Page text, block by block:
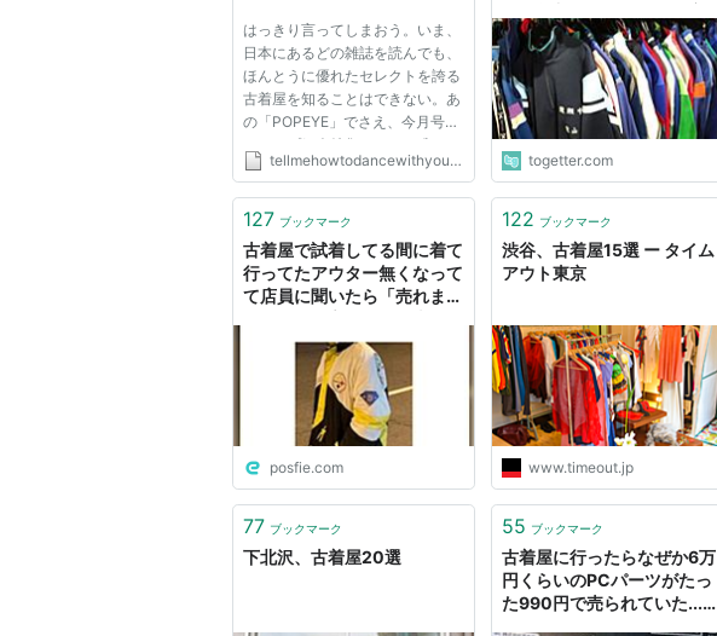
はっきり言ってしまおう。いま、
日本にあるどの雑誌を読んでも、
ほんとうに優れたセレクトを誇る
古着屋を知ることはできない。あ
の「POPEYE」でさえ、今月号の
ショップ紹介特集のなかで唯一、
古着屋の選び方には精彩を欠いて
う。”古いから良い”の価値観を壊
が、...
tellmehowtodancewithyou.blogspot.com
謎需要があるらしい
togetter.com
127 ブックマーク
古着屋で試着してる間に着て
行ってたアウター無くなって
て店員に聞いたら「売れまし
posfie.com
122 ブックマーク
渋谷、古着屋15選 ー タイム
アウト東京
www.timeout.jp
77 ブックマーク
下北沢、古着屋20選
55 ブックマーク
古着屋に行ったらなぜか6万
円くらいのPCパーツがたっ
た990円で売られていた...ジ